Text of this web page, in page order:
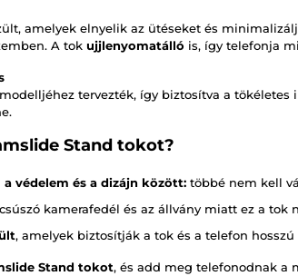
amelyek elnyelik az ütéseket és
A tok ujjlenyomatálló is, így telefonja
tervezték, így biztosítva a
Stand tokot?
védelem és a dizájn között: többé nem kell
kamerafedél és az állvány miatt ez a
, amelyek biztosítják a tok és a telefon
Stand tokot, és add meg telefonodnak a